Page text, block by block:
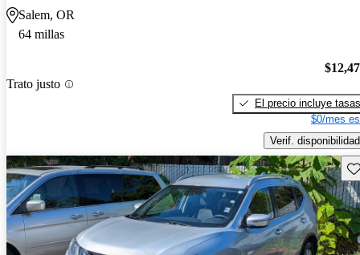
Salem, OR
64 millas
Trato justo
El precio incluye tasas
$0/mes
Verif. disponibilidad